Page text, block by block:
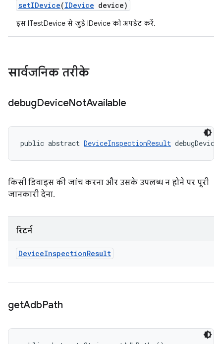
setIDevice(IDevice device)
इस ITestDevice से जुड़े IDevice को अपडेट करें.
सार्वजनिक तरीके
debugDeviceNotAvailable
public abstract DeviceInspectionResult
किसी डिवाइस की जांच करना और उसके उपलब्ध न होने पर पूरी
जानकारी देना.
रिटर्न
DeviceInspectionResult
getAdbPath